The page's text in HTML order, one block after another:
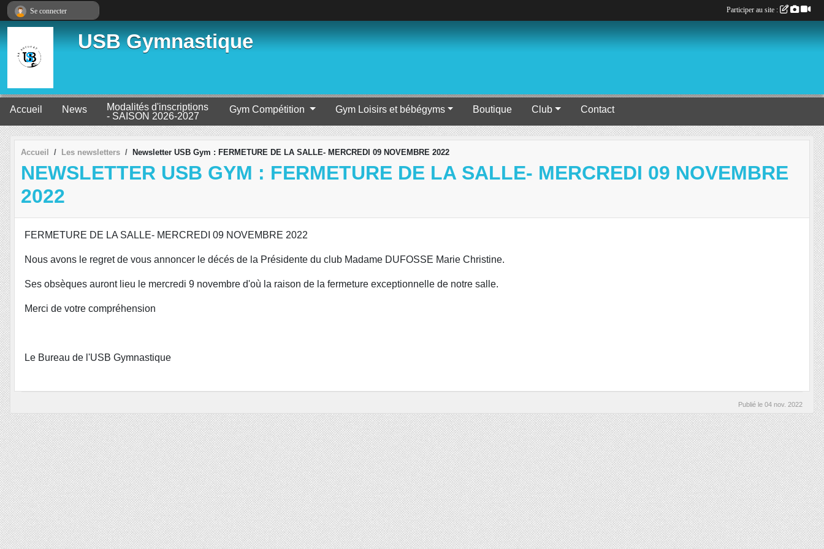
USB Gymnastique
Accueil News
Modalités d'inscriptions
- SAISON 2026-2027
Gym Compétition Gym Loisirs et bébégyms Boutique Club Contact
Accueil Les newsletters Newsletter USB Gym : FERMETURE DE LA SALLE- MERCREDI 09 NOVEMBRE 2022
NEWSLETTER USB GYM : FERMETURE DE LA SALLE- MERCREDI 09 NOVEMBRE
2022
FERMETURE DE LA SALLE- MERCREDI 09 NOVEMBRE 2022
Nous avons le regret de vous annoncer le décés de la Présidente du club Madame DUFOSSE Marie Christine.
Ses obsèques auront lieu le mercredi 9 novembre d'où la raison de la fermeture exceptionnelle de notre salle.
Merci de votre compréhension
Le Bureau de l'USB Gymnastique
Publié le 04 nov. 2022
Se connecter Participer au site :
Panneau de gestion des cookies